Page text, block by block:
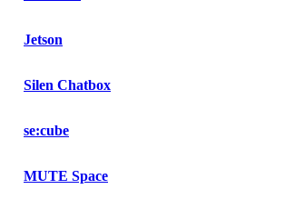
Jetson
Silen Chatbox
se:cube
MUTE Space